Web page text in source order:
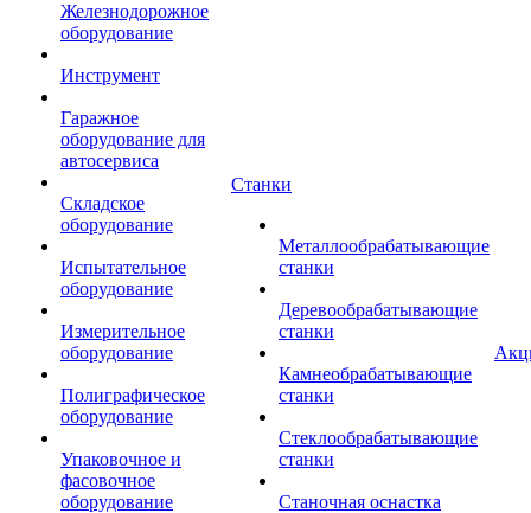
Железнодорожное
оборудование
Инструмент
Гаражное
оборудование для
автосервиса
Складское
оборудование
Испытательное
оборудование
Измерительное
оборудование
Полиграфическое
оборудование
Упаковочное и
фасовочное
оборудование
Станки
Металлообрабатывающие
станки
Деревообрабатывающие
станки
Камнеобрабатывающие
станки
Стеклообрабатывающие
станки
Станочная оснастка